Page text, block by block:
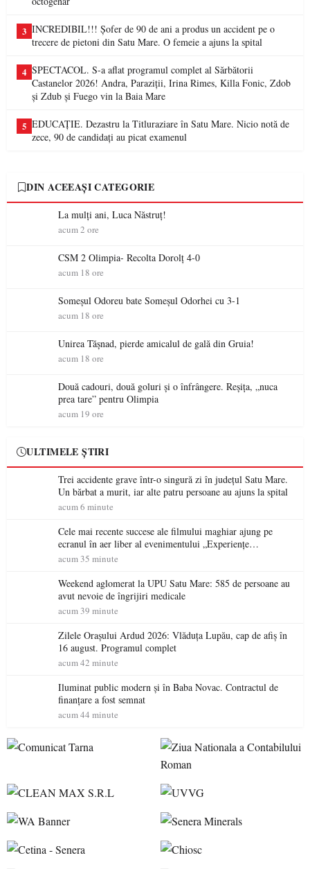
3 INCREDIBIL!!! Șofer de 90 de ani a produs un accident pe o
trecere de pietoni din Satu Mare. O femeie a ajuns la spital
4 SPECTACOL. S-a aflat programul complet al Sărbătorii
Castanelor 2026! Andra, Paraziții, Irina Rimes, Killa Fonic, Zdob
și Zdub și Fuego vin la Baia Mare
5 EDUCAȚIE. Dezastru la Titluraziare în Satu Mare. Nicio notă de
zece, 90 de candidați au picat examenul
DIN ACEEAȘI CATEGORIE
La mulţi ani, Luca Năstruţ!
acum 2 ore
CSM 2 Olimpia- Recolta Dorolț 4-0
acum 18 ore
Someșul Odoreu bate Someșul Odorhei cu 3-1
acum 18 ore
Unirea Tășnad, pierde amicalul de gală din Gruia!
acum 18 ore
Două cadouri, două goluri și o înfrângere. Reșița, „nuca
prea tare” pentru Olimpia
acum 19 ore
ULTIMELE ȘTIRI
Trei accidente grave într-o singură zi în județul Satu Mare.
Un bărbat a murit, iar alte patru persoane au ajuns la spital
acum 6 minute
Cele mai recente succese ale filmului maghiar ajung pe
ecranul în aer liber al evenimentului „Experiențe
cinematografice Partium”
acum 35 minute
Weekend aglomerat la UPU Satu Mare: 585 de persoane au
avut nevoie de îngrijiri medicale
acum 39 minute
Zilele Orașului Ardud 2026: Vlăduța Lupău, cap de afiș în
16 august. Programul complet
acum 42 minute
Iluminat public modern și în Baba Novac. Contractul de
finanțare a fost semnat
acum 44 minute